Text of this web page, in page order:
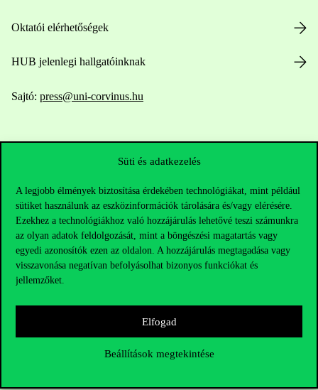
Süti és adatkezelés
A legjobb élmények biztosítása érdekében technológiákat, mint például
sütiket használunk az eszközinformációk tárolására és/vagy elérésére.
Ezekhez a technológiákhoz való hozzájárulás lehetővé teszi számunkra
az olyan adatok feldolgozását, mint a böngészési magatartás vagy
egyedi azonosítók ezen az oldalon. A hozzájárulás megtagadása vagy
visszavonása negatívan befolyásolhat bizonyos funkciókat és
jellemzőket.
Elfogad
Beállítások megtekintése
Oktatói elérhetőségek
HUB jelenlegi hallgatóinknak
Sajtó: press@uni-corvinus.hu
Hasznos linkek
Nyitvatartás
Házirend